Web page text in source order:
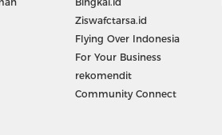
Ziswafctarsa.id
Flying Over Indonesia
For Your Business
rekomendit
Community Connect